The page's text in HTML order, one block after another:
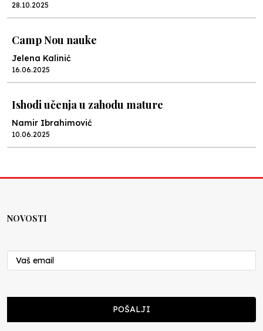
28.10.2025
Camp Nou nauke
Jelena Kalinić
16.06.2025
Ishodi učenja u zahodu mature
Namir Ibrahimović
10.06.2025
Nenad Veličković
29.10.2024
Cuke i djeca
NOVOSTI
POŠALJI